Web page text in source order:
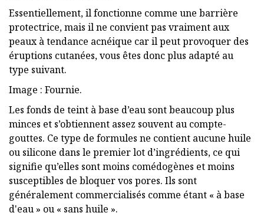
Essentiellement, il fonctionne comme une barrière
protectrice, mais il ne convient pas vraiment aux
peaux à tendance acnéique car il peut provoquer des
éruptions cutanées, vous êtes donc plus adapté au
type suivant.
Image : Fournie.
Les fonds de teint à base d’eau sont beaucoup plus
minces et s’obtiennent assez souvent au compte-
gouttes. Ce type de formules ne contient aucune huile
ou silicone dans le premier lot d’ingrédients, ce qui
signifie qu’elles sont moins comédogènes et moins
susceptibles de bloquer vos pores. Ils sont
généralement commercialisés comme étant « à base
d'eau » ou « sans huile ».